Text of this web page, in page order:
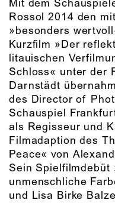
Mit dem
Rossol 2014 den
»besonders
Kurzfilm »Der
litauischen
Schloss« unter der
Darnstädt
des Director of
Schauspiel
als Regisseur und
Filmadaption des
Peace« von
Sein Spielfilmdebüt
unmenschliche
und Lisa Birke